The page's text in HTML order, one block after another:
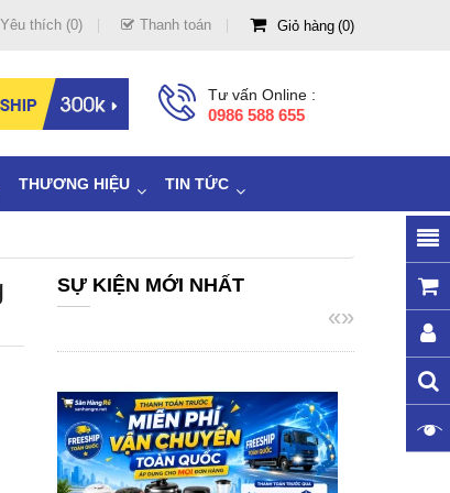
Yêu thích (0) Thanh toán Giỏ hàng 0
Tư vấn Online :
0986 588 655
THƯƠNG HIỆU TIN TỨC
SỰ KIỆN MỚI NHẤT
«»